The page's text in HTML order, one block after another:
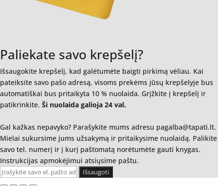
Paliekate savo krepšelį?
Išsaugokite krepšelį, kad galėtumėte baigti pirkimą vėliau. Kai
pateiksite savo pašo adresą, visoms prekėms jūsų krepšelyje bus
automatiškai bus pritaikyta 10 % nuolaida. Grįžkite į krepšelį ir
patikrinkite. Ši nuolaida galioja 24 val.
Gal kažkas nepavyko? Parašykite mums adresu pagalba@tapati.lt.
Mielai sukursime jums užsakymą ir pritaikysime nuolaidą. Palikite
savo tel. numerį ir į kurį paštomatą norėtumėte gauti knygas.
Instrukcijas apmokėjimui atsiųsime paštu.
Išsaugoti